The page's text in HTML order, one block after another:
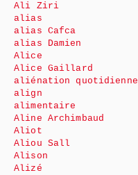
Ali Ziri
alias
alias Cafca
alias Damien
Alice
Alice Gaillard
aliénation quotidienne
align
alimentaire
Aline Archimbaud
Aliot
Aliou Sall
Alison
Alizé